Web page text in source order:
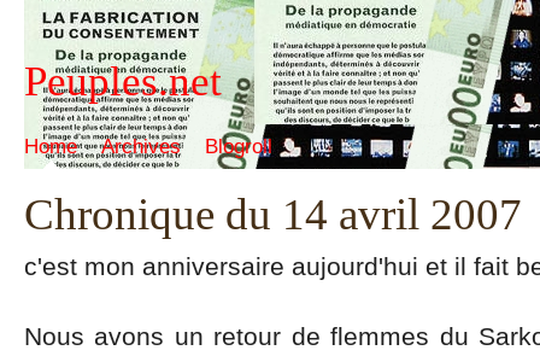
Peuples.net
Home Archives Blogroll
Chronique du 14 avril 2007
c'est mon anniversaire aujourd'hui et il fait
Nous avons un retour de flemmes du